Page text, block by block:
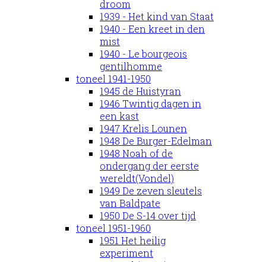
droom
1939 - Het kind van Staat
1940 - Een kreet in den
mist
1940 - Le bourgeois
gentilhomme
toneel 1941-1950
1945 de Huistyran
1946 Twintig dagen in
een kast
1947 Krelis Lounen
1948 De Burger-Edelman
1948 Noah of de
ondergang der eerste
wereldt(Vondel)
1949 De zeven sleutels
van Baldpate
1950 De S-14 over tijd
toneel 1951-1960
1951 Het heilig
experiment